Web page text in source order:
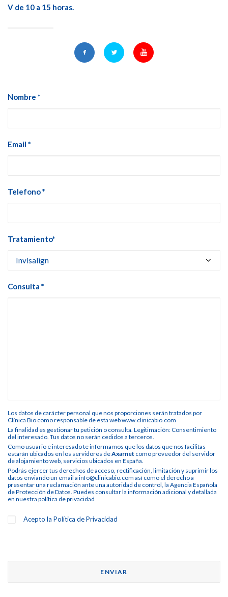
V de 10 a 15 horas.
Nombre *
Email *
Telefono *
Tratamiento*
Consulta *
Los datos de carácter personal que nos proporciones serán tratados por
Clínica Bio como responsable de esta web www.clinicabio.com
La finalidad es gestionar tu petición o consulta. Legitimación: Consentimiento
del interesado. Tus datos no serán cedidos a terceros.
Como usuario e interesado te informamos que los datos que nos facilitas
estarán ubicados en los servidores deAxarnet como proveedor del servidor
de alojamiento web, servicios ubicados en España.
Podrás ejercer tus derechos de acceso, rectificación, limitación y suprimir los
datos enviando un email a info@clinicabio.com así como el derecho a
presentar una reclamación ante una autoridad de control, la Agencia Española
de Protección de Datos. Puedes consultar la información adicional y detallada
en nuestra política de privacidad
Acepto laPolítica de Privacidad